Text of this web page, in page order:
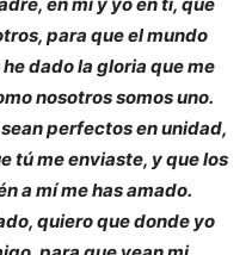
para que el mundo
dado la gloria que me
nosotros somos uno.
perfectos en unidad,
tú me enviaste, y que los
a mí me has amado.
quiero que donde yo